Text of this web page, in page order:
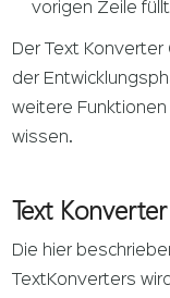
vorigen Zeile
Der Text
der
weitere
wissen.
Text
Die hier
TextKonverters